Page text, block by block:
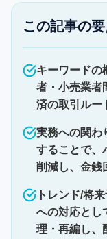
この記事の
キーワードの
者・小売業者
済の取引ルー
実務への関わ
することで、
削減し、金銭
トレンド/将
への対応とし
理・再編し、